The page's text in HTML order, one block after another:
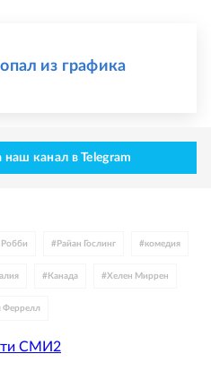
из графика
канал в Telegram
Робби # Райан Гослинг #комедия
# Канада #Хелен Миррен
Феррелл
СМИ2